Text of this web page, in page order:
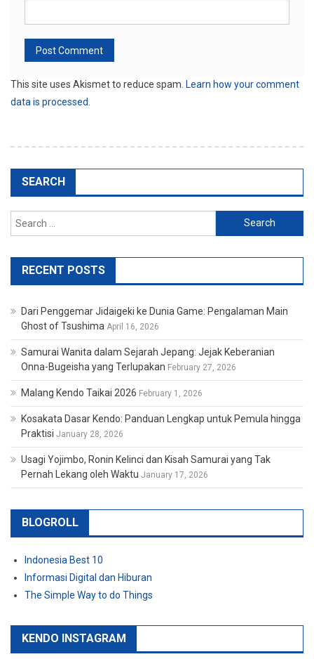
This site uses Akismet to reduce spam. Learn how your comment
data is processed.
SEARCH
Search
for:
RECENT POSTS
Dari Penggemar Jidaigeki ke Dunia Game: Pengalaman Main
Ghost of Tsushima April 16, 2026
Samurai Wanita dalam Sejarah Jepang: Jejak Keberanian
Onna-Bugeisha yang Terlupakan February 27, 2026
Malang Kendo Taikai 2026 February 1, 2026
Kosakata Dasar Kendo: Panduan Lengkap untuk Pemula hingga
Praktisi January 28, 2026
Usagi Yojimbo, Ronin Kelinci dan Kisah Samurai yang Tak
Pernah Lekang oleh Waktu January 17, 2026
BLOGROLL
Indonesia Best 10
Informasi Digital dan Hiburan
The Simple Way to do Things
KENDO INSTAGRAM